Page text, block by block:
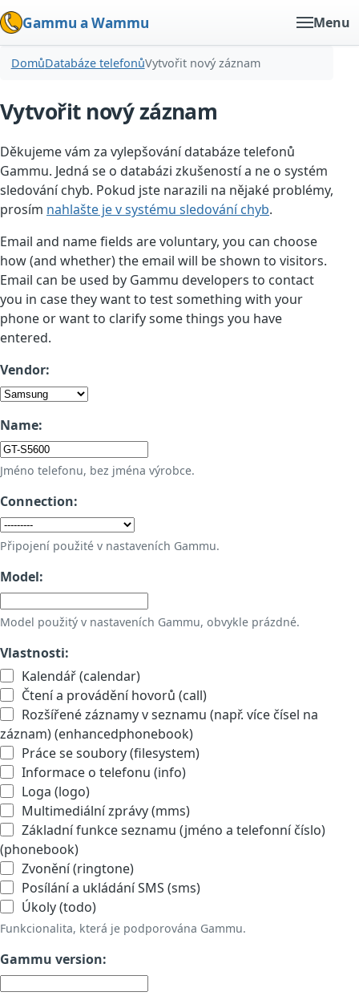
Gammu a Wammu Menu
DomůDatabáze telefonůVytvořit nový záznam
Vytvořit nový záznam
Děkujeme vám za vylepšování databáze telefonů
Gammu. Jedná se o databázi zkušeností a ne o systém
sledování chyb. Pokud jste narazili na nějaké problémy,
prosím nahlašte je v systému sledování chyb.
Email and name fields are voluntary, you can choose
how (and whether) the email will be shown to visitors.
Email can be used by Gammu developers to contact
you in case they want to test something with your
phone or want to clarify some things you have
entered.
Vendor:
Name:
Jméno telefonu, bez jména výrobce.
Connection:
Připojení použité v nastaveních Gammu.
Model:
Model použitý v nastaveních Gammu, obvykle prázdné.
Vlastnosti:
Kalendář (calendar)
Čtení a provádění hovorů (call)
Rozšířené záznamy v seznamu (např. více čísel na
záznam) (enhancedphonebook)
Práce se soubory (filesystem)
Informace o telefonu (info)
Loga (logo)
Multimediální zprávy (mms)
Základní funkce seznamu (jméno a telefonní číslo)
(phonebook)
Zvonění (ringtone)
Posílání a ukládání SMS (sms)
Úkoly (todo)
Funkcionalita, která je podporována Gammu.
Gammu version: